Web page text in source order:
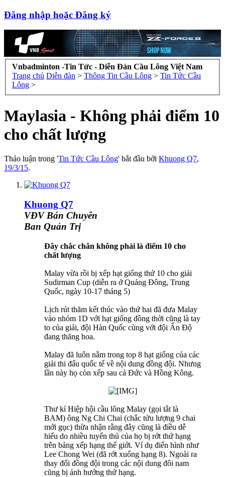
Đăng nhập hoặc Đăng ký
Vnbadminton -Tin Tức - Diễn Đàn Cầu Lông Việt Nam
Trang chủ Diễn đàn > Thông Tin Cầu Lông > Tin Tức Cầu
Lông >
Maylasia - Không phải điểm 10
cho chất lượng
Thảo luận trong 'Tin Tức Cầu Lông' bắt đầu bởi Khuong Q7,
19/3/15.
Khuong Q7
VĐV Bán Chuyên
Ban Quản Trị
Đây chắc chắn không phải là điểm 10 cho
chất lượng
Malay vừa rồi bị xếp hạt giống thứ 10 cho giải
Sudirman Cup (diễn ra ở Quảng Đông, Trung
Quốc, ngày 10-17 tháng 5)
Lịch rút thăm kết thúc vào thứ hai đã đưa Malay
vào nhóm 1D với hạt giống đồng thời cũng là tay
to của giải, đội Hàn Quốc cùng với đội Ấn Độ
đang thăng hoa.
Malay đã luôn nằm trong top 8 hạt giống của các
giải thi đấu quốc tế về nội dung đồng đội. Nhưng
lần này họ còn xếp sau cả Đức và Hồng Kông.
Thư kí Hiệp hội cầu lông Malay (gọi tắt là
BAM) ông Ng Chi Chai (chắc tửu lượng 9 chai
mới gục) thừa nhận rằng đây cũng là điều dễ
hiểu do nhiều tuyển thủ của họ bị rớt thứ hạng
trên bảng xếp hạng thế giới. Ví dụ điển hình như
Lee Chong Wei (đã rớt xuống hạng 8). Ngoài ra
thay đổi đồng đội trong các nội dung đôi nam
cũng bị ảnh hưởng thứ hạng.